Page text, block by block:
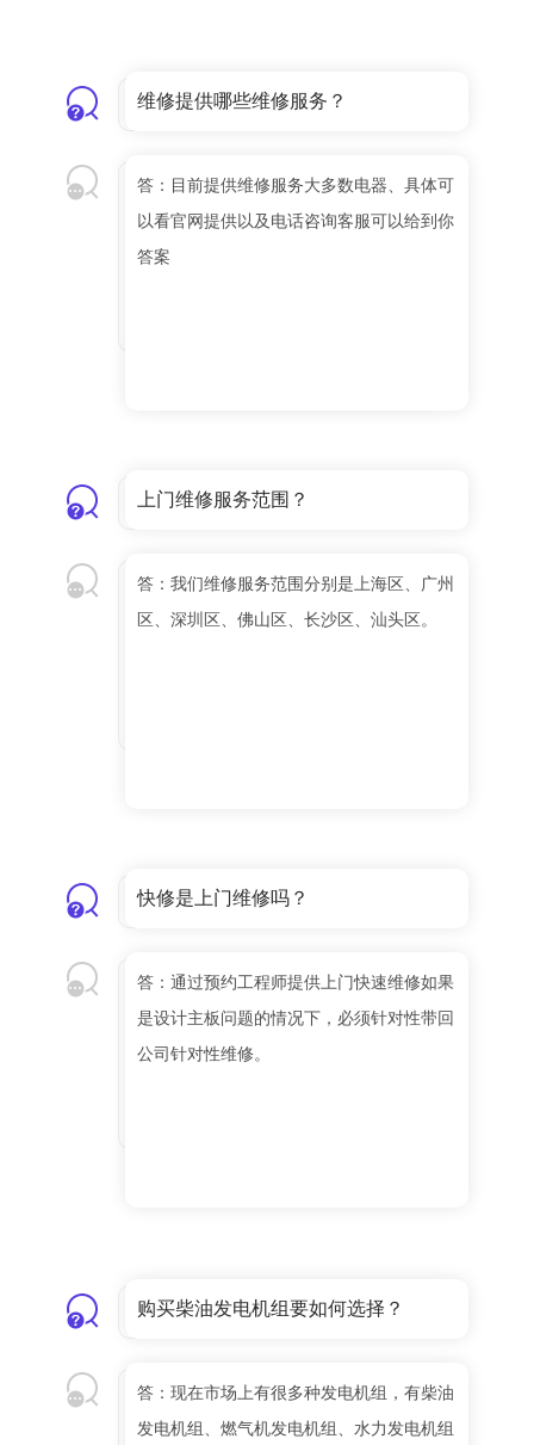
维修提供哪些维修服务？
答：目前提供维修服务大多数电器、具体可
以看官网提供以及电话咨询客服可以给到你
答案
上门维修服务范围？
答：我们维修服务范围分别是上海区、广州
区、深圳区、佛山区、长沙区、汕头区。
快修是上门维修吗？
答：通过预约工程师提供上门快速维修如果
是设计主板问题的情况下，必须针对性带回
公司针对性维修。
购买柴油发电机组要如何选择？
答：现在市场上有很多种发电机组，有柴油
发电机组、燃气机发电机组、水力发电机组